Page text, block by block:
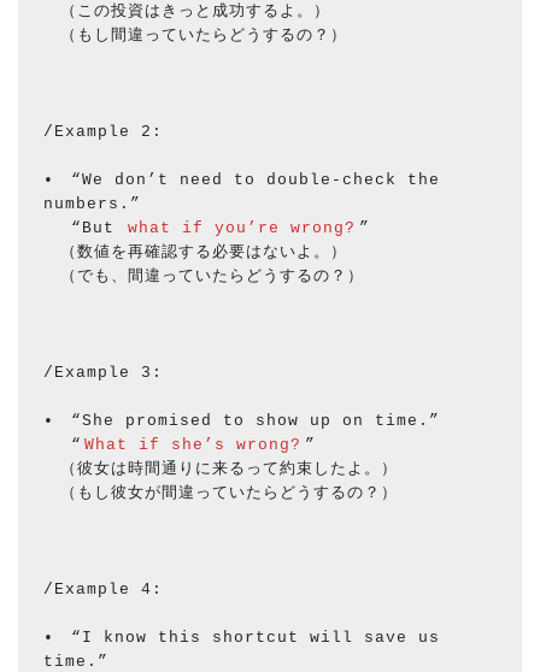
（この投資はきっと成功するよ。）
（もし間違っていたらどうするの？）
/Example 2:
•　“We don’t need to double-check the
numbers.”
“But
what if you’re wrong? ”
（数値を再確認する必要はないよ。）
（でも、間違っていたらどうするの？）
/Example 3:
•　“She promised to show up on time.”
“ What if she’s wrong? ”
（彼女は時間通りに来るって約束したよ。）
（もし彼女が間違っていたらどうするの？）
/Example 4:
•　“I know this shortcut will save us
time.”